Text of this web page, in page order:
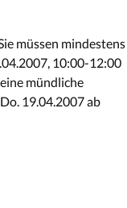
müssen mindestens
10:00-12:00
mündliche
19.04.2007 ab